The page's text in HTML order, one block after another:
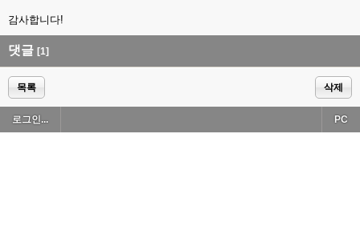
감사합니다!
댓글 [1]
목록 삭제
로그인... PC